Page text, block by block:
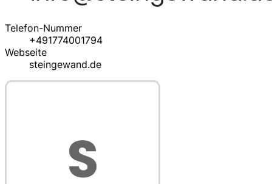
Telefon-Nummer
+491774001794
Webseite
steingewand.de